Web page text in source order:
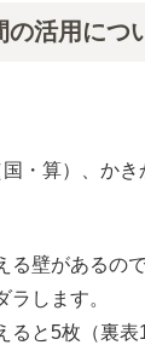
活用につ
・算）、か
る壁があるの
します。
ると5枚（裏